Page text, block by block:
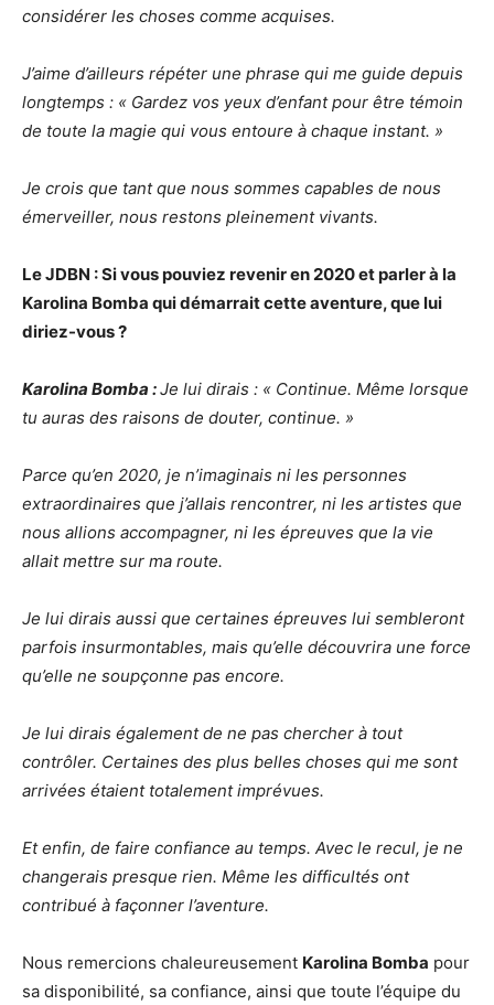
considérer les choses comme acquises.
J’aime d’ailleurs répéter une phrase qui me guide depuis
longtemps : « Gardez vos yeux d’enfant pour être témoin
de toute la magie qui vous entoure à chaque instant. »
Je crois que tant que nous sommes capables de nous
émerveiller, nous restons pleinement vivants.
Le JDBN : Si vous pouviez revenir en 2020 et parler à la
Karolina Bomba qui démarrait cette aventure, que lui
diriez-vous ?
Karolina Bomba :Je lui dirais : « Continue. Même lorsque
tu auras des raisons de douter, continue. »
Parce qu’en 2020, je n’imaginais ni les personnes
extraordinaires que j’allais rencontrer, ni les artistes que
nous allions accompagner, ni les épreuves que la vie
allait mettre sur ma route.
Je lui dirais aussi que certaines épreuves lui sembleront
parfois insurmontables, mais qu’elle découvrira une force
qu’elle ne soupçonne pas encore.
Je lui dirais également de ne pas chercher à tout
contrôler. Certaines des plus belles choses qui me sont
arrivées étaient totalement imprévues.
Et enfin, de faire confiance au temps. Avec le recul, je ne
changerais presque rien. Même les difficultés ont
contribué à façonner l’aventure.
Nous remercions chaleureusement Karolina Bomba pour
sa disponibilité, sa confiance, ainsi que toute l’équipe du